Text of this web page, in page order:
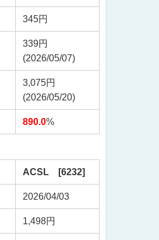
345円
339円
(2026/05/07)
3,075円
(2026/05/20)
890.0%
ACSL [6232]
2026/04/03
1,498円